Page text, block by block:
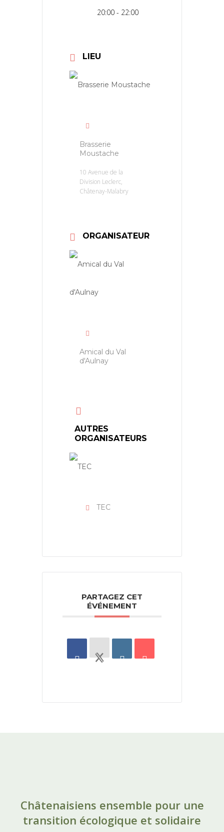
20:00 - 22:00
LIEU
Brasserie
Moustache
10 Avenue de la
Division Leclerc,
Châtenay-Malabry
ORGANISATEUR
Amical du Val
d'Aulnay
AUTRES
ORGANISATEURS
TEC
PARTAGEZ CET
ÉVÉNEMENT
Châtenaisiens ensemble pour une
transition écologique et solidaire